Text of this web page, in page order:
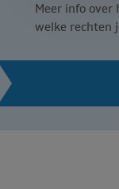
Meer info over
welke rechten